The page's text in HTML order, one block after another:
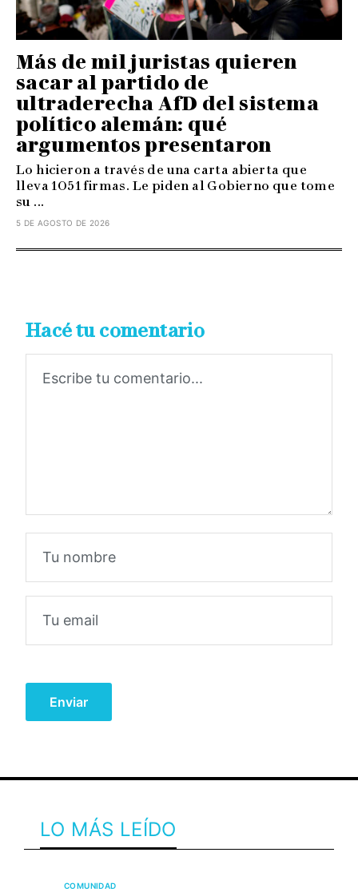
Más de mil juristas quieren
sacar al partido de
ultraderecha AfD del sistema
político alemán: qué
argumentos presentaron
Lo hicieron a través de una carta abierta que
lleva 1051 firmas. Le piden al Gobierno que tome
su ...
5 DE AGOSTO DE 2026
Hacé tu comentario
LO MÁS LEÍDO
COMUNIDAD